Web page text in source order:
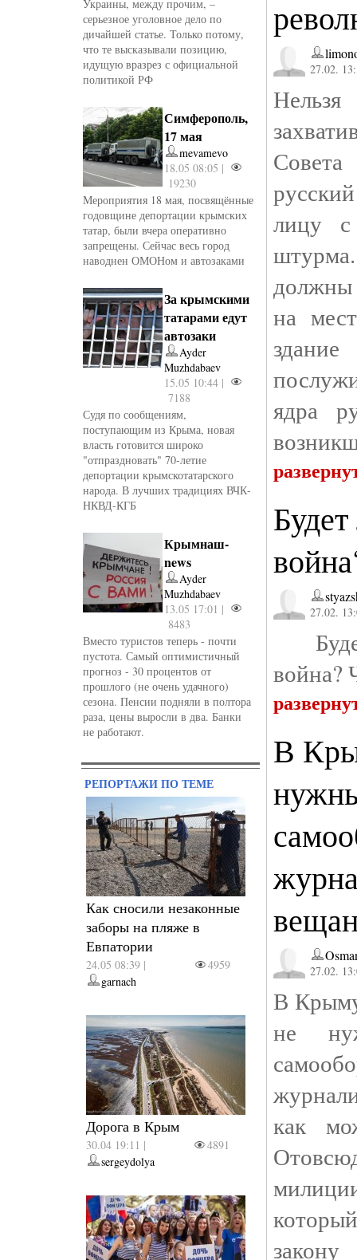
Украины, между прочим, –
серьезное уголовное дело по
дичайшей статье. Только потому,
что те высказывали позицию,
идущую вразрез с официальной
политикой РФ
Симферополь,
17 мая
mevamevo
18.05 08:05 |
19230
Мероприятия 18 мая, посвящённые
годовщине депортации крымских
татар, были вчера оперативно
запрещены. Сейчас весь город
наводнен ОМОНом и автозаками
За крымскими
татарами едут
автозаки
Ayder
Muzhdabaev
15.05 10:44 |
7188
Судя по сообщениям,
поступающим из Крыма, новая
власть готовится широко
"отпраздновать" 70-летие
депортации крымскотатарского
народа. В лучших традициях ВЧК-
НКВД-КГБ
Крымнаш-
news
Ayder
Muzhdabaev
13.05 17:01 |
8483
Вместо туристов теперь - почти
пустота. Самый оптимистичный
прогноз - 30 процентов от
прошлого (не очень удачного)
сезона. Пенсии подняли в полтора
раза, цены выросли в два. Банки
не работают.
РЕПОРТАЖИ ПО ТЕМЕ
Как сносили незаконные
заборы на пляже в
Евпатории
24.05 08:39 |
4959
garnach
Дорога в Крым
30.04 19:11 |
4891
sergeydolya
27.02.
лицу с
должны
на
ядра
27.02.
война?
В
27.02.
В
не
как